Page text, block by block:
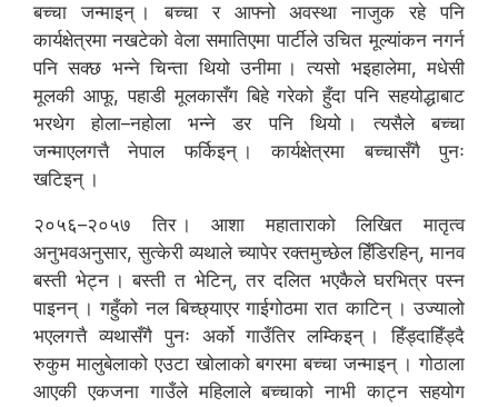
बच्चा जन्माइन् । बच्चा र आफ्नो अवस्था नाजुक रहे पनि
कार्यक्षेत्रमा नखटेको वेला समातिएमा पार्टीले उचित मूल्यांकन नगर्न
पनि सक्छ भन्ने चिन्ता थियो उनीमा । त्यसो भइहालेमा, मधेसी
मूलकी आफू, पहाडी मूलकासँग बिहे गरेको हुँदा पनि सहयोद्धाबाट
भरथेग होला–नहोला भन्ने डर पनि थियो । त्यसैले बच्चा
जन्माएलगत्तै नेपाल फर्किइन् । कार्यक्षेत्रमा बच्चासँगै पुनः
खटिइन् ।
२०५६–२०५७ तिर । आशा महाताराको लिखित मातृत्व
अनुभवअनुसार, सुत्केरी व्यथाले च्यापेर रक्तमुच्छेल हिँडिरहिन्, मानव
बस्ती भेट्न । बस्ती त भेटिन्, तर दलित भएकैले घरभित्र पस्न
पाइनन् । गहुँको नल बिच्छ्याएर गाईगोठमा रात काटिन् । उज्यालो
भएलगत्तै व्यथासँगै पुनः अर्को गाउँतिर लम्किइन् । हिँड्दाहिँड्दै
रुकुम मालुबेलाको एउटा खोलाको बगरमा बच्चा जन्माइन् । गोठाला
आएकी एकजना गाउँले महिलाले बच्चाको नाभी काट्न सहयोग